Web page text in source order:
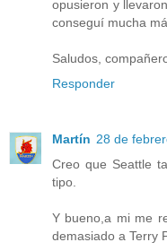
opusieron y
conseguí mucha
Saludos,
Responder
Martín 28 de
Creo que Seattle
tipo.
Y bueno,a mi me
demasiado a Terry